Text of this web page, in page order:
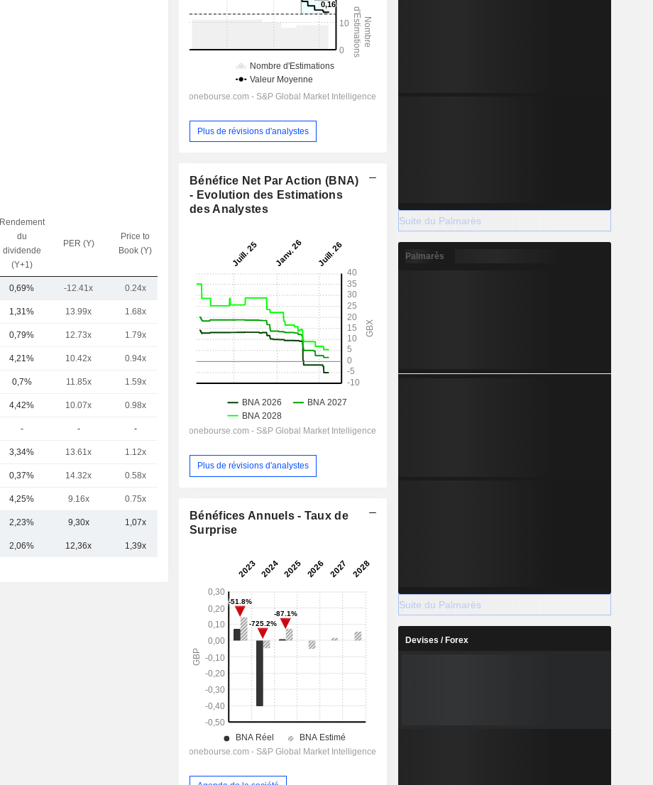
Rendement
du
dividende
(Y+1)
PER (Y)
Price to
Book (Y)
0,69% -12.41x 0.24x 0.55x
1,31% 13.99x 1.68x
0,79% 12.73x 1.79x
4,21% 10.42x 0.94x 0.94x
0,7% 11.85x 1.59x 1.44x
4,42% 10.07x 0.98x
- - - -
3,34% 13.61x 1.12x
0,37% 14.32x 0.58x 0.63x
4,25% 9.16x 0.75x
2,23% 9,30x 1,07x 0,91x
2,06% 12,36x 1,39x
Plus de révisions d'analystes
Bénéfice Net Par Action (BNA)
- Evolution des Estimations
des Analystes
Plus de révisions d'analystes
Bénéfices Annuels - Taux de
Surprise
Suite du Palmarès
Palmarès
Suite du Palmarès
Devises / Forex